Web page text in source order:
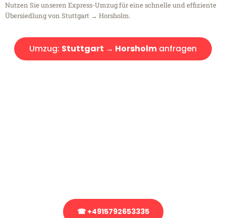
Nutzen Sie unseren Express-Umzug für eine schnelle und effiziente
Übersiedlung von Stuttgart → Horsholm.
Umzug: Stuttgart → Horsholm anfragen
☎ +4915792653335